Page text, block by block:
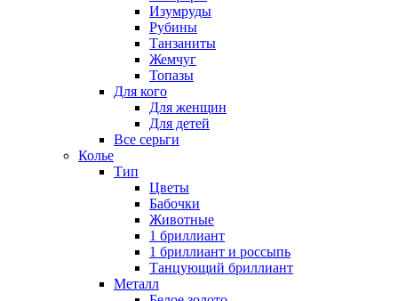
Изумруды
Рубины
Танзаниты
Жемчуг
Топазы
Для кого
Для женщин
Для детей
Все серьги
Колье
Тип
Цветы
Бабочки
Животные
1 бриллиант
1 бриллиант и россыпь
Танцующий бриллиант
Металл